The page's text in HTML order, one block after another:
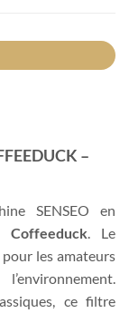
–
SENSEO en
Coffeeduck. Le
les amateurs
ce filtre